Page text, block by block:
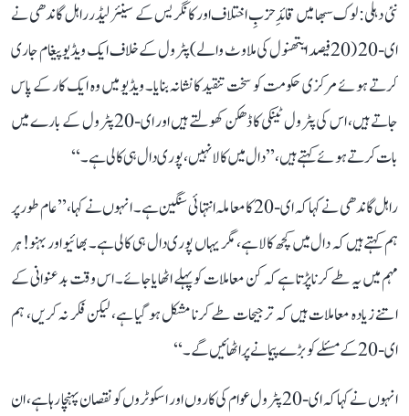
نئی دہلی: لوک سبھا میں قائدِ حزبِ اختلاف اور کانگریس کے سینئر لیڈر راہل گاندھی نے
ای-20 (20 فیصد ایتھنول کی ملاوٹ والے) پٹرول کے خلاف ایک ویڈیو پیغام جاری
کرتے ہوئے مرکزی حکومت کو سخت تنقید کا نشانہ بنایا۔ ویڈیو میں وہ ایک کار کے پاس
جاتے ہیں، اس کی پٹرول ٹینکی کا ڈھکن کھولتے ہیں اور ای-20 پٹرول کے بارے میں
بات کرتے ہوئے کہتے ہیں، ’’دال میں کالا نہیں، پوری دال ہی کالی ہے۔‘‘
راہل گاندھی نے کہا کہ ای-20 کا معاملہ انتہائی سنگین ہے۔ انہوں نے کہا، ’’عام طور پر
ہم کہتے ہیں کہ دال میں کچھ کالا ہے، مگر یہاں پوری دال ہی کالی ہے۔ بھائیو اور بہنو! ہر
مہم میں یہ طے کرنا پڑتا ہے کہ کن معاملات کو پہلے اٹھایا جائے۔ اس وقت بدعنوانی کے
اتنے زیادہ معاملات ہیں کہ ترجیحات طے کرنا مشکل ہو گیا ہے، لیکن فکر نہ کریں، ہم
ای-20 کے مسئلے کو بڑے پیمانے پر اٹھائیں گے۔‘‘
انہوں نے کہا کہ ای-20 پٹرول عوام کی کاروں اور اسکوٹروں کو نقصان پہنچا رہا ہے، ان